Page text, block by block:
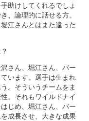
助けしてくれるでしょ
、論理的に話せる方。
江さんとはまた違った
さん、堀江さん、バー
います。選手は生まれ
。そういうチームをま
。それもワイルドナイ
じめ、堀江さん、バー
成長させ、大きな成果